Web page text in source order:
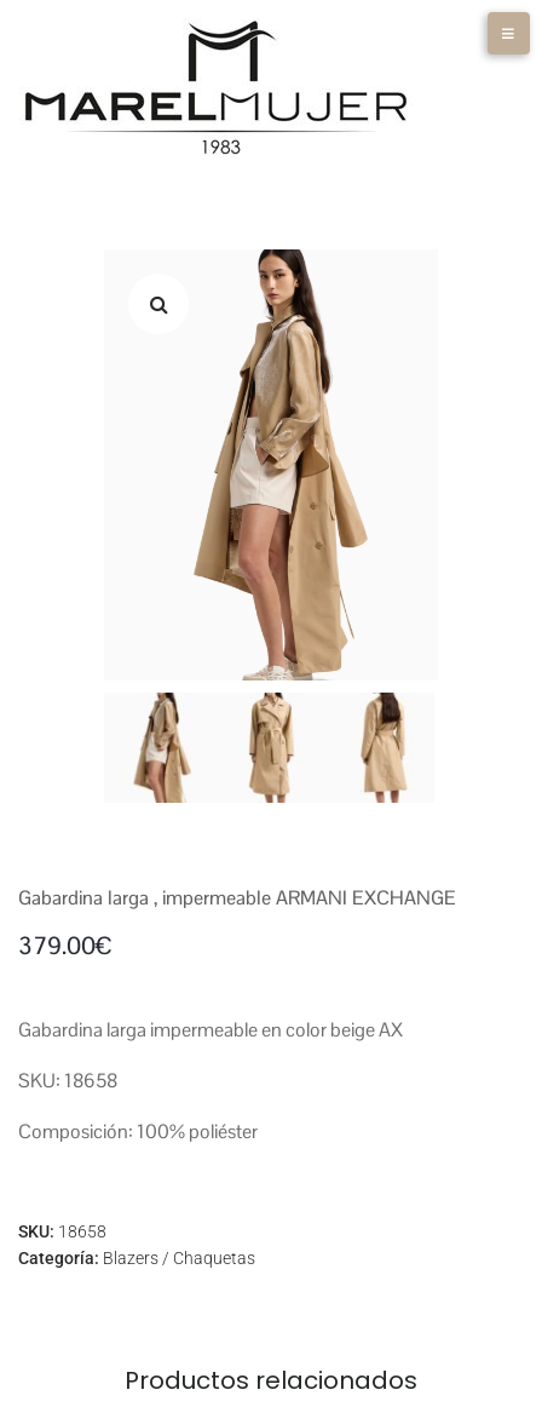
Gabardina larga , impermeable ARMANI EXCHANGE
379.00€
Gabardina larga impermeable en color beige AX
SKU: 18658
Composición: 100% poliéster
SKU: 18658
Categoría: Blazers / Chaquetas
Productos relacionados